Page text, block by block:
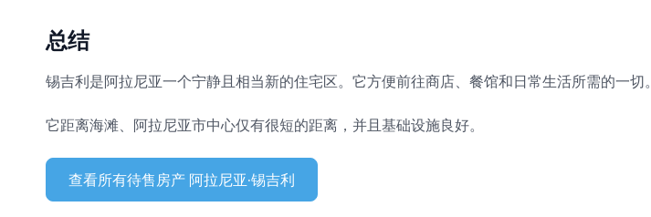
总结
锡吉利是阿拉尼亚一个宁静且相当新的住宅区。它方便前往商店、餐馆和日常生活所需的一切。
它距离海滩、阿拉尼亚市中心仅有很短的距离，并且基础设施良好。
查看所有待售房产 阿拉尼亚·锡吉利